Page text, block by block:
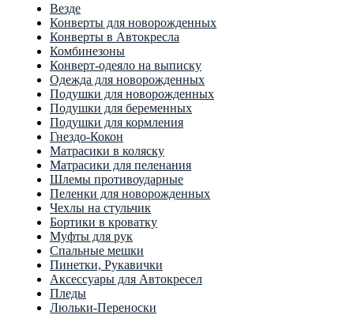
Везде
Конверты для новорожденных
Конверты в Автокресла
Комбинезоны
Конверт-одеяло на выписку
Одежда для новорожденных
Подушки для новорожденных
Подушки для беременных
Подушки для кормления
Гнездо-Кокон
Матрасики в коляску
Матрасики для пеленания
Шлемы противоударные
Пеленки для новорожденных
Чехлы на стульчик
Бортики в кроватку
Муфты для рук
Спальные мешки
Пинетки, Рукавички
Аксессуары для Автокресел
Пледы
Люльки-Переноски